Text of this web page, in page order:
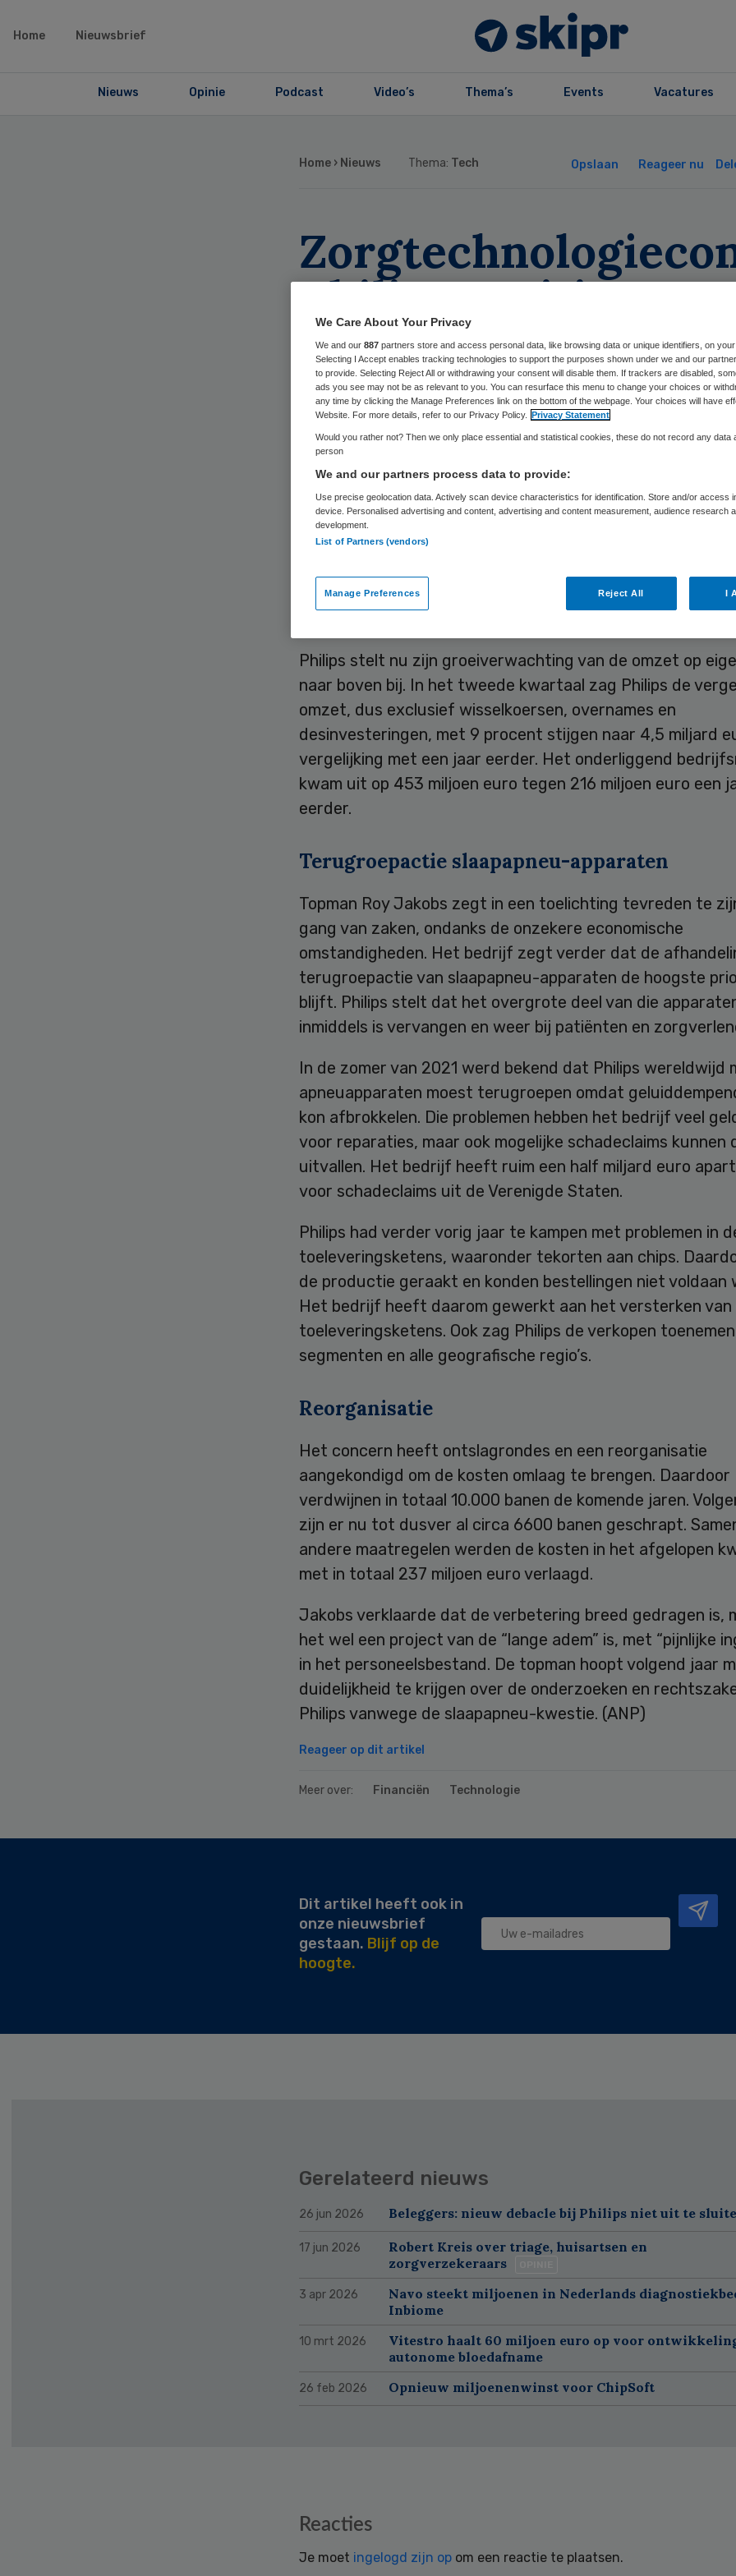
Home Nieuwsbrief
Nieuws Opinie Podcast Video’s Thema’s Events Vacatures
Home › Nieuws Thema: Tech Opslaan Reageer nu
Philips positiever
hele jaar
Skipr Redactie 24 juli 2023,09:49 320 keer gelezen
Zorgtechnologieconcern Philips verhoogt zijn
voor het gehele jaar na een verbetering van de prestaties
eerste helft van dit jaar. Ook kwamen er nog altijd flink wat
van Philips geld op te leveren. Eerder dit jaar maakte het
technologiebedrijf bekend duizenden banen te schrappen.
Philips stelt nu zijn groeiverwachting van de omzet op
naar boven bij. In het tweede kwartaal zag Philips de
omzet, dus exclusief wisselkoersen, overnames en
desinvesteringen, met 9 procent stijgen naar 4,5 miljard
vergelijking met een jaar eerder. Het onderliggend
kwam uit op 453 miljoen euro tegen 216 miljoen euro een
eerder.
Terugroepactie slaapapneu-apparaten
Topman Roy Jakobs zegt in een toelichting tevreden te
gang van zaken, ondanks de onzekere economische
omstandigheden. Het bedrijf zegt verder dat de
terugroepactie van slaapapneu-apparaten de hoogste
blijft. Philips stelt dat het overgrote deel van die
inmiddels is vervangen en weer bij patiënten en
In de zomer van 2021 werd bekend dat Philips wereldwijd
apneuapparaten moest terugroepen omdat
kon afbrokkelen. Die problemen hebben het bedrijf veel
voor reparaties, maar ook mogelijke schadeclaims kunnen
uitvallen. Het bedrijf heeft ruim een half miljard euro
voor schadeclaims uit de Verenigde Staten.
Philips had verder vorig jaar te kampen met problemen in
toeleveringsketens, waaronder tekorten aan chips.
de productie geraakt en konden bestellingen niet voldaan
Het bedrijf heeft daarom gewerkt aan het versterken van
toeleveringsketens. Ook zag Philips de verkopen
segmenten en alle geografische regio’s.
Reorganisatie
Het concern heeft ontslagrondes en een reorganisatie
aangekondigd om de kosten omlaag te brengen. Daardoor
verdwijnen in totaal 10.000 banen de komende jaren.
zijn er nu tot dusver al circa 6600 banen geschrapt.
andere maatregelen werden de kosten in het afgelopen
met in totaal 237 miljoen euro verlaagd.
Jakobs verklaarde dat de verbetering breed gedragen is,
het wel een project van de “lange adem” is, met “pijnlijke
in het personeelsbestand. De topman hoopt volgend jaar
duidelijkheid te krijgen over de onderzoeken en
Philips vanwege de slaapapneu-kwestie. (ANP)
Reageer op dit artikel
Meer over: Financiën Technologie
Dit artikel heeft ook in
onze nieuwsbrief
gestaan. Blijf op de
hoogte.
Gerelateerd nieuws
26 jun 2026 Beleggers: nieuw debacle bij Philips niet uit te
17 jun 2026
Robert Kreis over triage, huisartsen en
zorgverzekeraars
3 apr 2026
Navo steekt miljoenen in Nederlands
Inbiome
10 mrt 2026
Vitestro haalt 60 miljoen euro op voor
autonome bloedafname
26 feb 2026 Opnieuw miljoenenwinst voor ChipSoft
Reacties
Je moet ingelogd zijn op om een reactie te plaatsen.
We Care About Your Privacy
We and our 887 partners store and access personal data, like browsing data or unique identifiers, on your
Selecting I Accept enables tracking technologies to support the purposes shown under we and our
to provide. Selecting Reject All or withdrawing your consent will disable them. If trackers are disabled,
ads you see may not be as relevant to you. You can resurface this menu to change your choices or
any time by clicking the Manage Preferences link on the bottom of the webpage. Your choices will have
Website. For more details, refer to our Privacy Policy. Privacy Statement
Would you rather not? Then we only place essential and statistical cookies, these do not record any data
person
We and our partners process data to provide:
Use precise geolocation data. Actively scan device characteristics for identification. Store and/or access
device. Personalised advertising and content, advertising and content measurement, audience research
development.
List of Partners (vendors)
Manage Preferences Reject All I